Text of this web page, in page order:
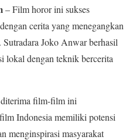
– Film horor ini sukses
cerita yang menegangkan
Joko Anwar berhasil
lokal dengan teknik bercerita
diterima film-film ini
Indonesia memiliki potensi
menginspirasi masyarakat